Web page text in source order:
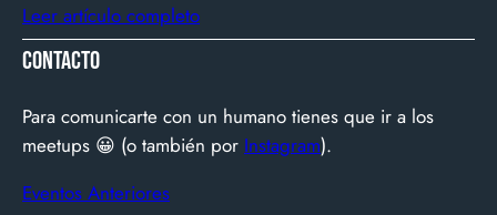
up chilena que está cambiando la manera en que
América Latina ve televisión. ​Zapping nació con una idea
simple y potente: ofrecer una experiencia de TV por
internet fluida, sin decodificadores ni contratos, y hoy
suma más de 600…
Leer artículo completo
Contacto
Para comunicarte con un humano tienes que ir a los
meetups 😀 (o también por Instagram).
Eventos Anteriores